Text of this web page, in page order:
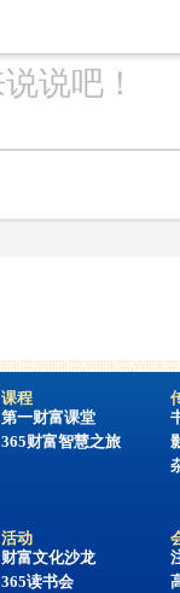
课程
第一财富课堂
365财富智慧之旅
活动
财富文化沙龙
365读书会